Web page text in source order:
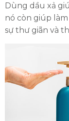
Dùng dầu xả
nó còn giúp
sự thư giãn và